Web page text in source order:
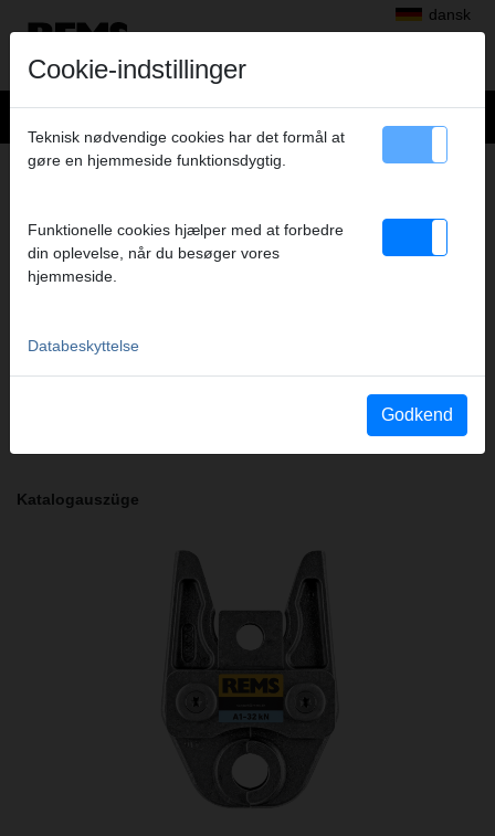
dansk
Produkter>Radialpress>REMS presstænger/REMS pressringe
REMS PRESSTANG VRX 20
(PZ-2B) A1-32KN
Sikkerhedsanvisning PZ/PR/ZZ/PZ E01 / Kabelsaks
Katalogauszüge
Cookie-indstillinger
Teknisk nødvendige cookies har det formål at
gøre en hjemmeside funktionsdygtig.
Funktionelle cookies hjælper med at forbedre
din oplevelse, når du besøger vores
hjemmeside.
Databeskyttelse
Godkend